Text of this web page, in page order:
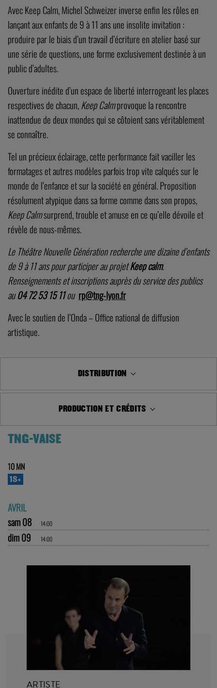
Avec Keep Calm, Michel Schweizer inverse enfin les rôles en
lançant aux enfants de 9 à 11 ans une insolite invitation :
produire par le biais d’un travail d’écriture en atelier basé sur
une série de questions, une forme exclusivement destinée à un
public d’adultes.
Ouverture inédite d’un espace de liberté interrogeant les places
respectives de chacun,Keep Calmprovoque la rencontre
inattendue de deux mondes qui se côtoient sans véritablement
se connaître.
Tel un précieux éclairage, cette performance fait vaciller les
formatages et autres modèles parfois trop vite calqués sur le
monde de l’enfance et sur la société en général. Proposition
résolument atypique dans sa forme comme dans son propos,
Keep Calmsurprend, trouble et amuse en ce qu’elle dévoile et
révèle de nous-mêmes.
Le Théâtre Nouvelle Génération recherche une dizaine d’enfants
de 9 à 11 ans pour participer au projetKeep calm.
Renseignements et inscriptions auprès du service des publics
au04 72 53 15 11ou rp@tng-lyon.fr
Avec le soutien de l’Onda – Office national de diffusion
artistique.
DISTRIBUTION
PRODUCTION ET CRÉDITS
TNG-VAISE
10 MN
18+
AVRIL
sam 08
14:00
dim 09 14:00
ARTISTE